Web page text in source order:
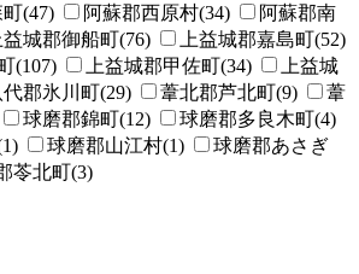
(47) 阿蘇郡西原村(34)
阿蘇郡南
益城郡御船町(76)
上益城郡嘉島町(52)
(107)
上益城郡甲佐町(34)
上益城
代郡氷川町(29) 葦北郡芦北町(9)
葦
球磨郡錦町(12)
球磨郡多良木町(4)
球磨郡山江村(1)
球磨郡あさぎ
苓北町(3)